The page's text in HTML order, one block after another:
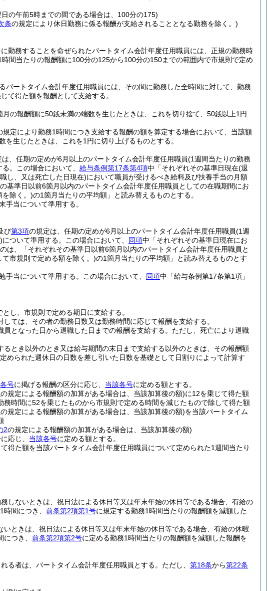
の午前5時までの間である場合は、100分の175)
条の規定により休日勤務に係る報酬が支給されることとなる勤務を除く。)
勤務することを命ぜられたパートタイム会計年度任用職員には、正規の勤務時
時間当たりの報酬額に100分の125から100分の150までの範囲内で市規則で定め
ートタイム会計年度任用職員には、その間に勤務した全時間に対して、勤務
て得た額を報酬として支給する。
の報酬額に50銭未満の端数を生じたときは、これを切り捨て、50銭以上1円
規定により勤務1時間につき支給する報酬の額を算定する場合において、当該額
生じたときは、これを1円に切り上げるものとする。
は、任期の定めが6月以上のパートタイム会計年度任用職員(1週間当たりの勤務
。 この場合において、 給与条例第17条第4項中「それぞれその基準日現在(退
し、又は死亡した日現在)において職員が受けるべき給料及び扶養手当の月額
準日以前6箇月以内のパートタイム会計年度任用職員としての在職期間にお
を除く。)の1箇月当たりの平均額」と読み替えるものとする。
手当について準用する。
び第3項の規定は、任期の定めが6月以上のパートタイム会計年度任用職員(1週
について準用する。 この場合において、 同項中「それぞれその基準日現在にお
、「それぞれその基準日以前6箇月以内のパートタイム会計年度任用職員と
市規則で定める額を除く。)の1箇月当たりの平均額」と読み替えるものとす
手当について準用する。 この場合において、 同項中「給与条例第17条第1項」
し、市規則で定める期日に支給する。
ては、その者の勤務日数又は勤務時間に応じて報酬を支給する。
となった日から退職した日までの報酬を支給する。 ただし、死亡により退職
とき以外のとき又は給与期間の末日まで支給する以外のときは、その報酬額
られた週休日の日数を差し引いた日数を基礎として日割りによって計算す
号に掲げる報酬の区分に応じ、 当該各号に定める額とする。
の規定による報酬額の加算がある場合は、当該加算後の額)に12を乗じて得た額
時間に52を乗じたものから市規則で定める時間を減じたもので除して得た額
の規定による報酬額の加算がある場合は、当該加算後の額)を当該パートタイム
2の規定による報酬額の加算がある場合は、当該加算後の額)
応じ、 当該各号に定める額とする。
得た額を当該パートタイム会計年度任用職員について定められた1週間当たり
しないときは、祝日法による休日等又は年末年始の休日等である場合、有給の
間につき、 前条第2項第1号に規定する勤務1時間当たりの報酬額を減額した
ときは、祝日法による休日等又は年末年始の休日等である場合、有給の休暇
つき、 前条第2項第2号に定める勤務1時間当たりの報酬額を減額した報酬を
る者は、パートタイム会計年度任用職員とする。 ただし、 第18条から第22条